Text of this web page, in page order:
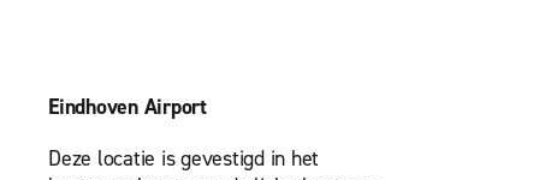
Eindhoven Airport
Deze locatie is gevestigd in het